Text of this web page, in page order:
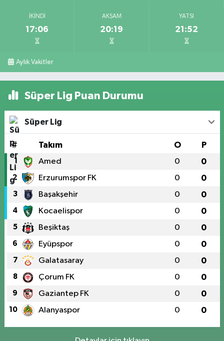
İKINDI
17:06
AKŞAM
20:19
YATSI
21:52
Aylık Vakitler
Süper Lig Puan Durumu
Süper Lig
# Takım O P
1 Amed 0 0
2 Erzurumspor FK 0 0
3 Başakşehir 0 0
4 Kocaelispor 0 0
5 Beşiktaş 0 0
6 Eyüpspor 0 0
7 Galatasaray 0 0
8 Çorum FK 0 0
9 Gaziantep FK 0 0
10 Alanyaspor 0 0